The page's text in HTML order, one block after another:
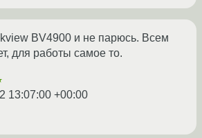
BV4900 и не парюсь. Всем
для работы самое то.
13:07:00 +00:00